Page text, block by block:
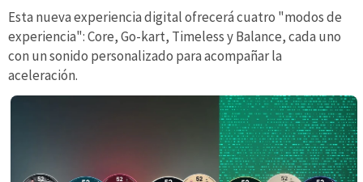
Esta nueva experiencia digital ofrecerá cuatro "modos de
experiencia": Core, Go-kart, Timeless y Balance, cada uno
con un sonido personalizado para acompañar la
aceleración.